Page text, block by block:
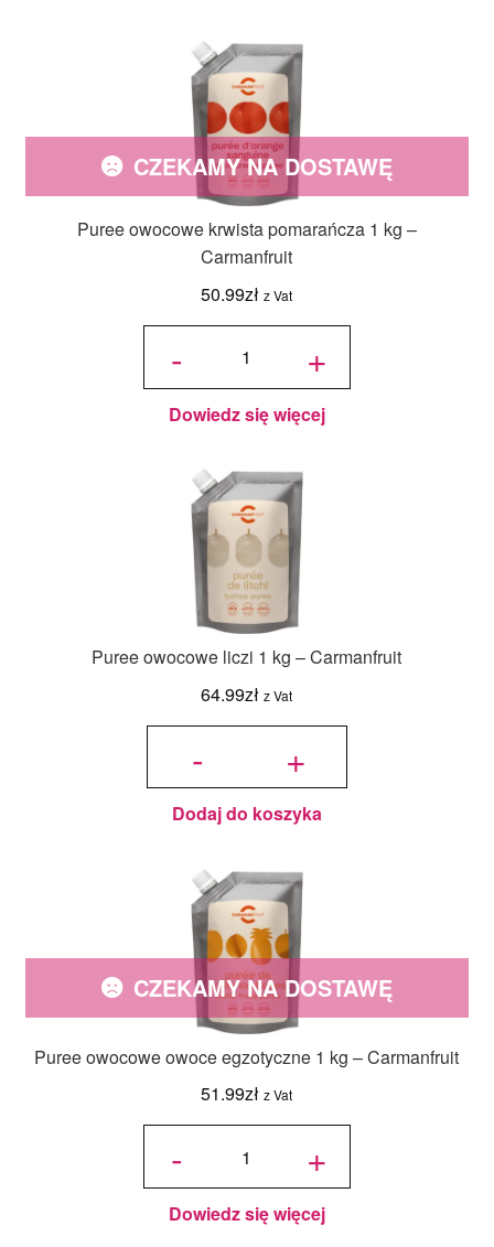
Puree owocowe krwista pomarańcza 1 kg –
Carmanfruit
50.99zł z Vat
CZEKAMY NA DOSTAWĘ
-
ilość Puree
pomarańcza
1 kg -
Carmanfruit +
Dowiedz się więcej
Puree owocowe liczi 1 kg – Carmanfruit
64.99zł z Vat
-
ilość Puree
Carmanfruit +
Dodaj do koszyka
Puree owocowe owoce egzotyczne 1 kg – Carmanfruit
51.99zł z Vat
CZEKAMY NA DOSTAWĘ
-
ilość Puree
egzotyczne
1 kg -
Carmanfruit +
Dowiedz się więcej